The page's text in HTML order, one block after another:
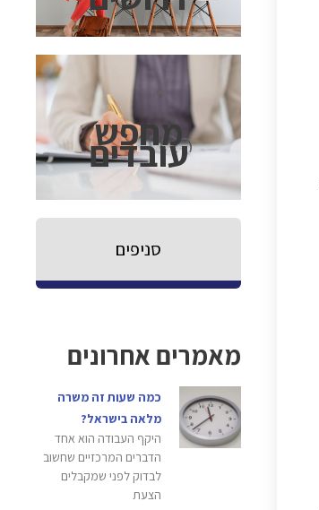
מחפש
עובדים
סניפים
מאמרים אחרונים
כמה שעות זה משרה
מלאה בישראל?
היקף העבודה הוא אחד
הדברים המרכזיים שחשוב
לבדוק לפני שמקבלים
הצעת